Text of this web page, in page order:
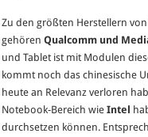
Zu den größten Herstellern
gehörenQualcomm und
und Tablet ist mit Modulen
kommt noch das chinesische
heute an Relevanz verloren
Notebook-Bereich wieIntel
durchsetzen können.